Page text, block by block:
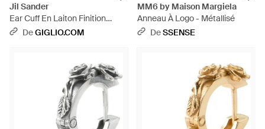
Jil Sander
Ear Cuff En Laiton Finition
Argentée - Blanc
DeGIGLIO.COM
MM6 by Maison Margiela
Anneau À Logo - Métallisé
DeSSENSE